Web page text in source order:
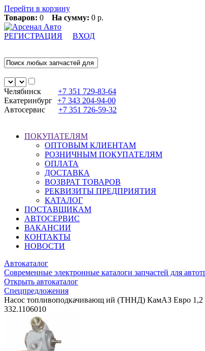
Перейти в корзину
Товаров: 0 На сумму: 0 р.
РЕГИСТРАЦИЯ ВХОД
Челябинск +7 351 729-83-64
Екатеринбург +7 343 204-94-00
Автосервис
+7 351 726-59-32
ПОКУПАТЕЛЯМ
ОПТОВЫМ КЛИЕНТАМ
РОЗНИЧНЫМ ПОКУПАТЕЛЯМ
ОПЛАТА
ДОСТАВКА
ВОЗВРАТ ТОВАРОВ
РЕКВИЗИТЫ ПРЕДПРИЯТИЯ
КАТАЛОГ
ПОСТАВЩИКАМ
АВТОСЕРВИС
ВАКАНСИИ
КОНТАКТЫ
НОВОСТИ
Автокаталог
Современные электронные каталоги запчастей для
Открыть автокаталог
Спецпредложения
Насос топливоподкачивающ ий (ТННД) КамАЗ Евро
332.1106010